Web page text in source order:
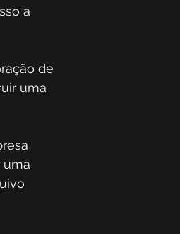
a
de
uma
uma